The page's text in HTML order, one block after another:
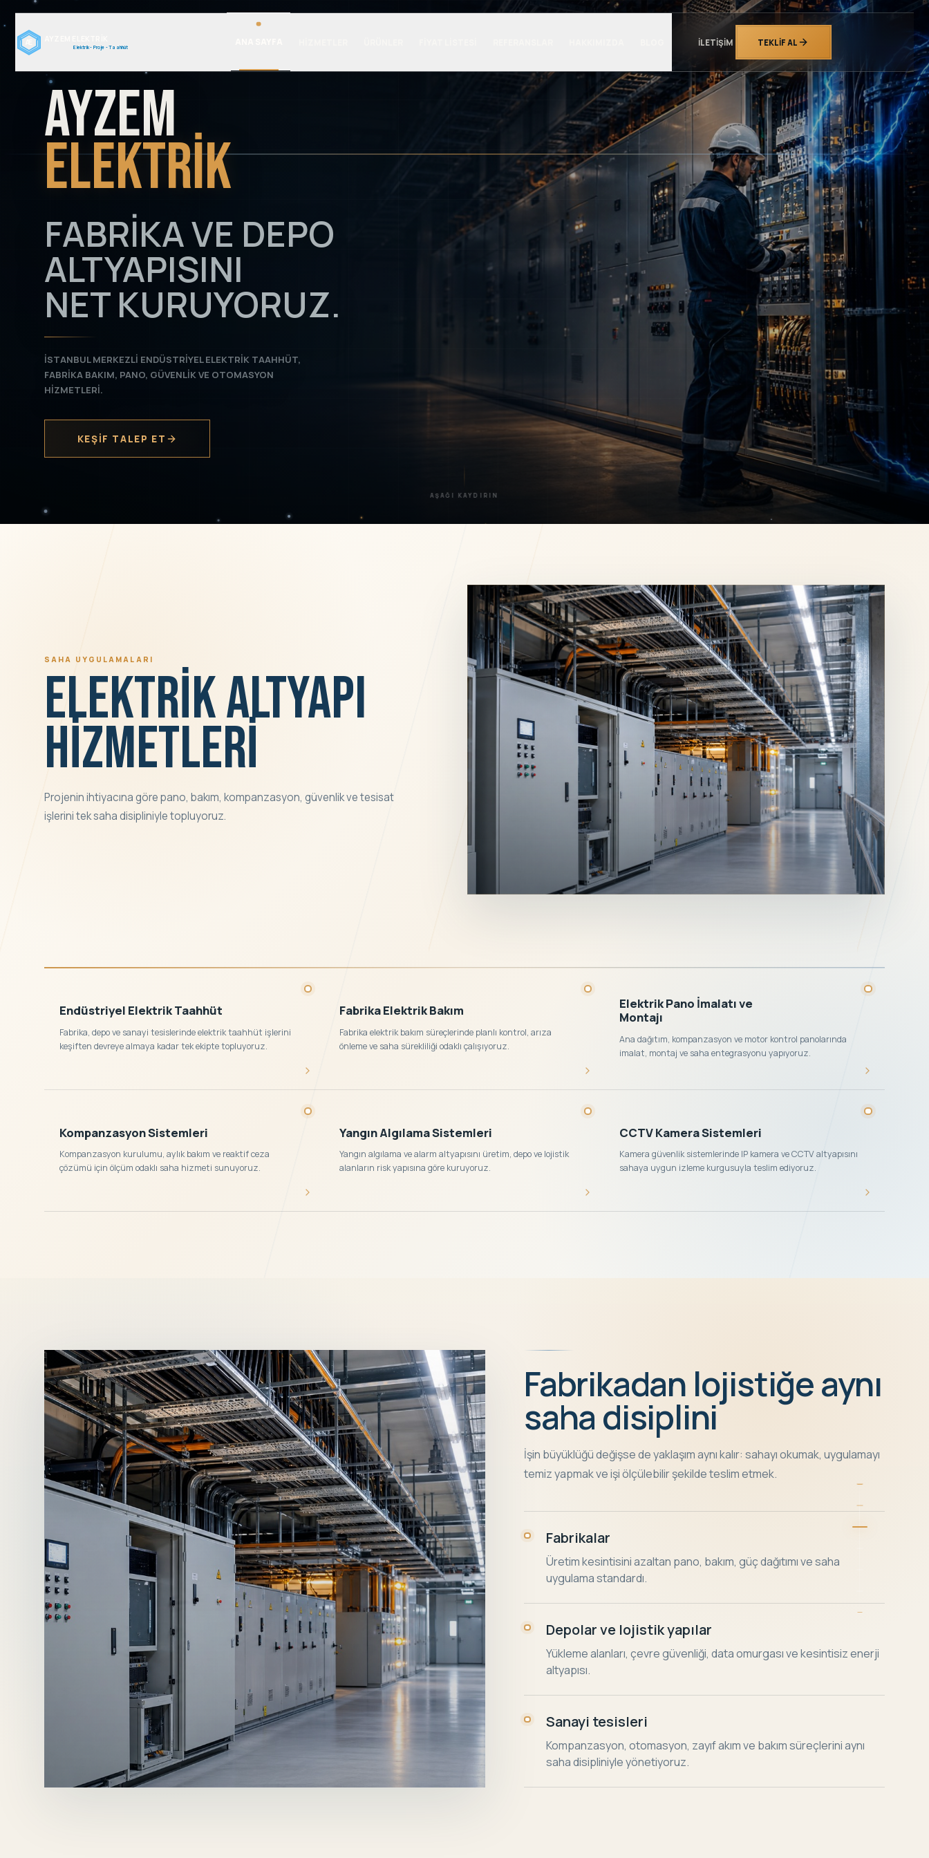
Elektrik - Proje - Taahhüt İLETIŞIM TEKLIF AL
AYZEM
ELEKTRİK
FABRIKA VE DEPO
ALTYAPISINI
NET KURUYORUZ.
İSTANBUL MERKEZLI ENDÜSTRIYEL ELEKTRIK TAAHHÜT,
FABRIKA BAKIM, PANO, GÜVENLIK VE OTOMASYON
HIZMETLERI.
KEŞIF TALEP ET
AŞAĞI KAYDIRIN
SAHA UYGULAMALARI
ELEKTRİK ALTYAPI
HİZMETLERİ
Projenin ihtiyacına göre pano, bakım, kompanzasyon, güvenlik ve tesisat
işlerini tek saha disipliniyle topluyoruz.
Endüstriyel Elektrik Taahhüt
Fabrika, depo ve sanayi tesislerinde elektrik taahhüt işlerini
keşiften devreye almaya kadar tek ekipte topluyoruz.
Fabrika Elektrik Bakım
Fabrika elektrik bakım süreçlerinde planlı kontrol, arıza
önleme ve saha sürekliliği odaklı çalışıyoruz.
Elektrik Pano İmalatı ve
Montajı
Ana dağıtım, kompanzasyon ve motor kontrol panolarında
imalat, montaj ve saha entegrasyonu yapıyoruz.
Kompanzasyon Sistemleri
Kompanzasyon kurulumu, aylık bakım ve reaktif ceza
çözümü için ölçüm odaklı saha hizmeti sunuyoruz.
Yangın Algılama Sistemleri
Yangın algılama ve alarm altyapısını üretim, depo ve lojistik
alanların risk yapısına göre kuruyoruz.
CCTV Kamera Sistemleri
Kamera güvenlik sistemlerinde IP kamera ve CCTV altyapısını
sahaya uygun izleme kurgusuyla teslim ediyoruz.
Fabrikadan lojistiğe aynı
saha disiplini
İşin büyüklüğü değişse de yaklaşım aynı kalır: sahayı okumak, uygulamayı
temiz yapmak ve işi ölçülebilir şekilde teslim etmek.
Fabrikalar
Üretim kesintisini azaltan pano, bakım, güç dağıtımı ve saha
uygulama standardı.
Depolar ve lojistik yapılar
Yükleme alanları, çevre güvenliği, data omurgası ve kesintisiz enerji
altyapısı.
Sanayi tesisleri
Kompanzasyon, otomasyon, zayıf akım ve bakım süreçlerini aynı
saha disipliniyle yönetiyoruz.